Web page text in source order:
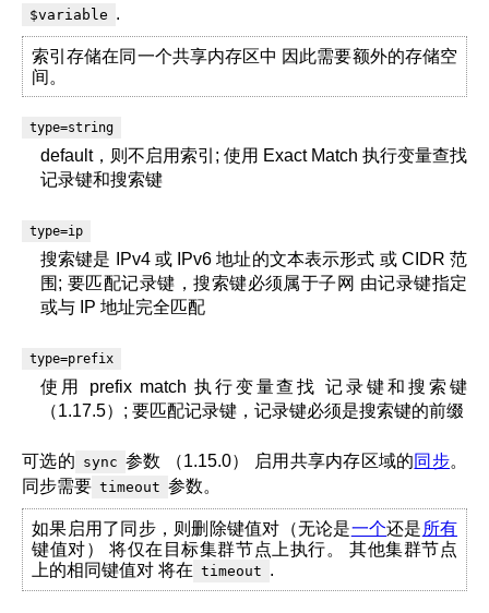
$variable .
索引存储在同一个共享内存区中 因此需要额外的存储空
间。
type=string
default，则不启用索引; 使用 Exact Match 执行变量查找
记录键和搜索键
type=ip
搜索键是 IPv4 或 IPv6 地址的文本表示形式 或 CIDR 范
围; 要匹配记录键，搜索键必须属于子网 由记录键指定
或与 IP 地址完全匹配
type=prefix
使用 prefix match 执行变量查找 记录键和搜索键
（1.17.5）; 要匹配记录键，记录键必须是搜索键的前缀
可选的 sync 参数 （1.15.0） 启用共享内存区域的同步。
同步需要 timeout 参数。
如果启用了同步，则删除键值对（无论是一个还是 所有
键值对） 将仅在目标集群节点上执行。 其他集群节点
上的相同键值对 将在 timeout .